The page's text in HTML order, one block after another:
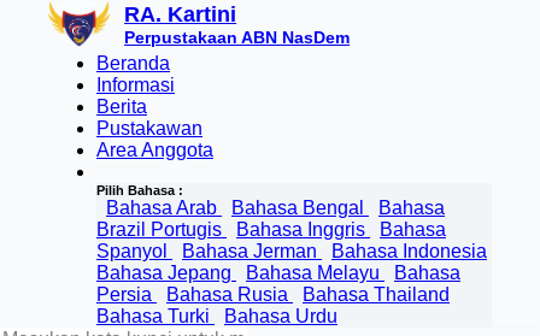
RA. Kartini
Perpustakaan ABN NasDem
Beranda
Informasi
Berita
Pustakawan
Area Anggota
Pilih Bahasa :
Bahasa Arab Bahasa Bengal
Bahasa
Brazil Portugis
Bahasa Inggris
Bahasa
Spanyol
Bahasa Jerman
Bahasa Indonesia
Bahasa Jepang
Bahasa Melayu
Bahasa
Persia
Bahasa Rusia
Bahasa Thailand
Bahasa Turki
Bahasa Urdu